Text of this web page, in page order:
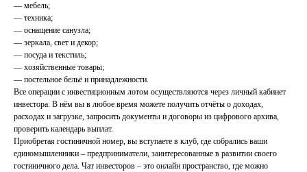
— мебель;
— техника;
— оснащение санузла;
— зеркала, свет и декор;
— посуда и текстиль;
— хозяйственные товары;
— постельное бельё и принадлежности.
Все операции с инвестиционным лотом осуществляются через личный кабинет
инвестора. В нём вы в любое время можете получить отчёты о доходах,
расходах и загрузке, запросить документы и договоры из цифрового архива,
проверить календарь выплат.
Приобретая гостиничной номер, вы вступаете в клуб, где собрались ваши
единомышленники – предприниматели, заинтересованные в развитии своего
гостиничного дела. Чат инвесторов – это онлайн пространство, где можно